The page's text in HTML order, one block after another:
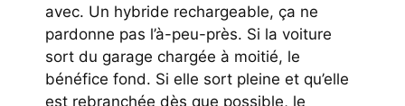
avec. Un hybride rechargeable, ça ne
pardonne pas l’à-peu-près. Si la voiture
sort du garage chargée à moitié, le
bénéfice fond. Si elle sort pleine et qu’elle
est rebranchée dès que possible, le